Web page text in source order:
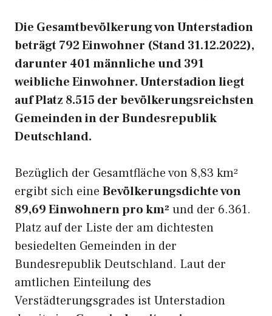
Die Gesamtbevölkerung von Unterstadion
beträgt 792 Einwohner (Stand 31.12.2022),
darunter 401 männliche und 391
weibliche Einwohner. Unterstadion liegt
auf Platz 8.515 der bevölkerungsreichsten
Gemeinden in der Bundesrepublik
Deutschland.
Bezüglich der Gesamtfläche von 8,83 km²
ergibt sich eine Bevölkerungsdichte von
89,69 Einwohnern pro km² und der 6.361.
Platz auf der Liste der am dichtesten
besiedelten Gemeinden in der
Bundesrepublik Deutschland. Laut der
amtlichen Einteilung des
Verstädterungsgrades ist Unterstadion